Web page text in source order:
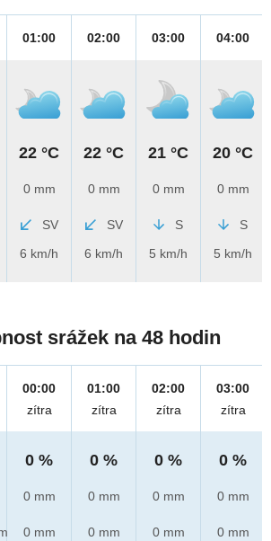
01:00
22 °C
0 mm
SV
6 km/h
02:00
22 °C
0 mm
SV
6 km/h
03:00
21 °C
0 mm
S
5 km/h
04:00
20 °C
0 mm
S
5 km/h
srážek na 48 hodin
00:00
zítra
0 %
0 mm
0 mm
01:00
zítra
0 %
0 mm
0 mm
02:00
zítra
0 %
0 mm
0 mm
03:00
zítra
0 %
0 mm
0 mm